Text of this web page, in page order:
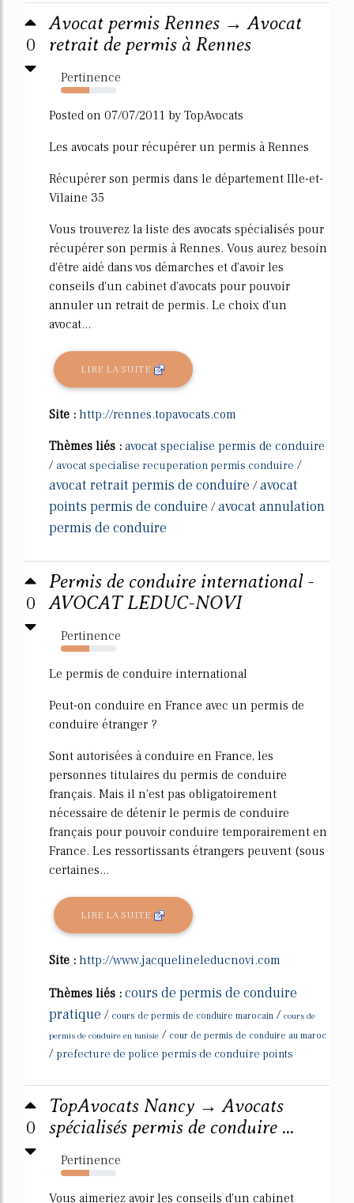
0
Avocat permis Rennes → Avocat
retrait de permis à Rennes
Pertinence
52%
Posted on 07/07/2011 by TopAvocats
Les avocats pour récupérer un permis à Rennes
Récupérer son permis dans le département Ille-et-
Vilaine 35
Vous trouverez la liste des avocats spécialisés pour
récupérer son permis à Rennes. Vous aurez besoin
d'être aidé dans vos démarches et d'avoir les
conseils d'un cabinet d'avocats pour pouvoir
annuler un retrait de permis. Le choix d'un
avocat...
LIRE LA SUITE
Site : http://rennes.topavocats.com
Thèmes liés : avocat specialise permis de conduire
/ avocat specialise recuperation permis conduire /
avocat retrait permis de conduire /avocat
points permis de conduire /avocat annulation
permis de conduire
0
Permis de conduire international -
AVOCAT LEDUC-NOVI
Pertinence
52%
Le permis de conduire international
Peut-on conduire en France avec un permis de
conduire étranger ?
Sont autorisées à conduire en France, les
personnes titulaires du permis de conduire
français. Mais il n'est pas obligatoirement
nécessaire de détenir le permis de conduire
français pour pouvoir conduire temporairement en
France. Les ressortissants étrangers peuvent (sous
certaines...
LIRE LA SUITE
Site : http://www.jacquelineleducnovi.com
Thèmes liés : cours de permis de conduire
pratique / cours de permis de conduire marocain / cours de
permis de conduire en tunisie / cour de permis de conduire au maroc
/ prefecture de police permis de conduire points
0
TopAvocats Nancy → Avocats
spécialisés permis de conduire ...
Pertinence
52%
Vous aimeriez avoir les conseils d'un cabinet